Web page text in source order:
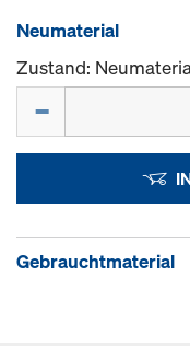
Neumaterial
Zustand:
Gebrauchtmaterial